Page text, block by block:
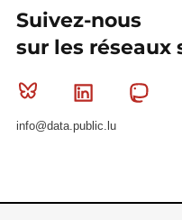
Suivez-nous
sur les réseaux
Bluesky Linkedin
info@data.public.lu